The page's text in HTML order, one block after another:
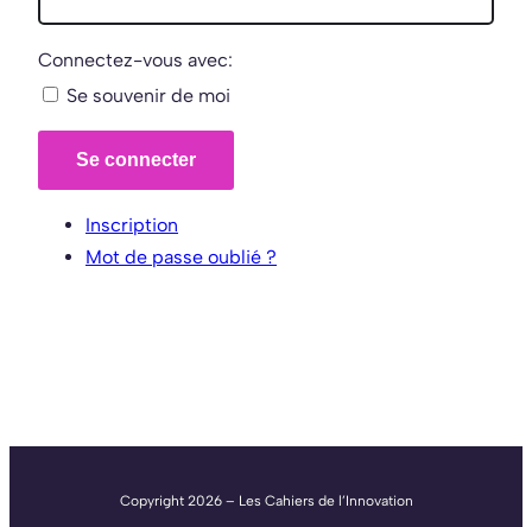
Connectez-vous avec:
Se souvenir de moi
Se connecter
Inscription
Mot de passe oublié ?
Copyright 2026 – Les Cahiers de l’Innovation